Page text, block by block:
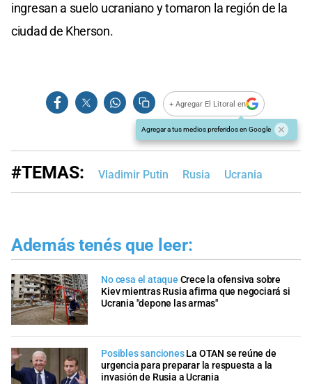
ingresan a suelo ucraniano y tomaron la región de la
ciudad de Kherson.
+ Agregar El Litoral en
Agregar a tus medios preferidos en Google
#TEMAS: Vladimir Putin Rusia Ucrania
Además tenés que leer:
No cesa el ataque Crece la ofensiva sobre
Kiev mientras Rusia afirma que negociará si
Ucrania "depone las armas"
Posibles sanciones La OTAN se reúne de
urgencia para preparar la respuesta a la
invasión de Rusia a Ucrania